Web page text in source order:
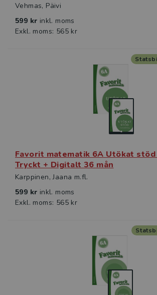
Vehmas, Päivi
599 kr inkl. moms
Exkl. moms: 565 kr
Favorit matematik 6A Utökat
Tryckt + Digitalt 36 mån
Karppinen, Jaana m.fl.
599 kr inkl. moms
Exkl. moms: 565 kr